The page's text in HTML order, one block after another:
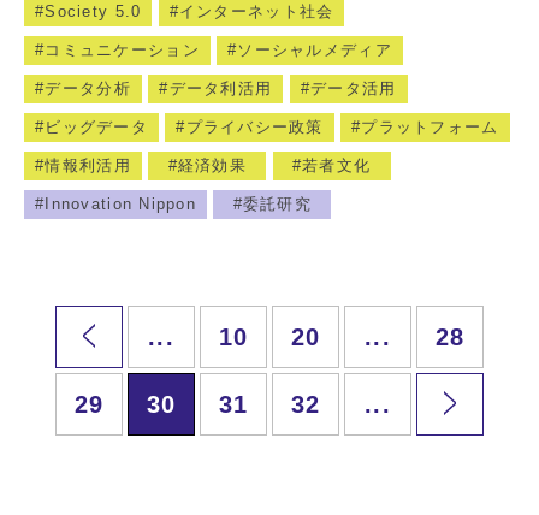
Society 5.0 インターネット社会
コミュニケーション ソーシャルメディア
データ分析 データ利活用 データ活用
ビッグデータ プライバシー政策 プラットフォーム
情報利活用 経済効果 若者文化
Innovation Nippon 委託研究
... 10 20 ... 28
29 30 31 32 ...